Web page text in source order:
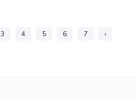
3 4 5 6 7 ›